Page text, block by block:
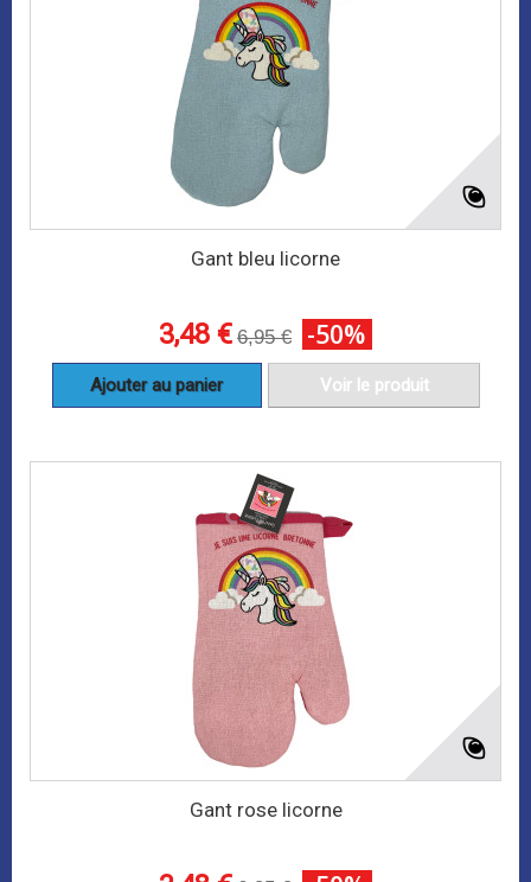
Gant bleu licorne
3,48 € 6,95 € -50%
Ajouter au panier Voir le produit
Gant rose licorne